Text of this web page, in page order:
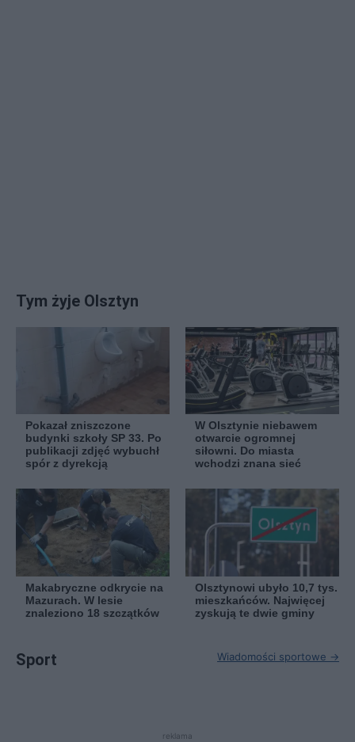
Tym żyje Olsztyn
Pokazał zniszczone
budynki szkoły SP 33. Po
publikacji zdjęć wybuchł
spór z dyrekcją
W Olsztynie niebawem
otwarcie ogromnej
siłowni. Do miasta
wchodzi znana sieć
Makabryczne odkrycie na
Mazurach. W lesie
znaleziono 18 szczątków
Olsztynowi ubyło 10,7 tys.
mieszkańców. Najwięcej
zyskują te dwie gminy
Sport Wiadomości sportowe →
reklama